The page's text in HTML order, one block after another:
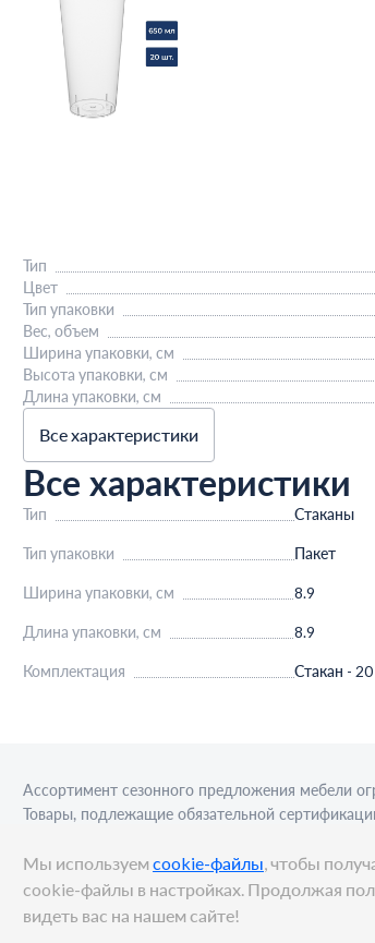
Тип
Цвет
Тип упаковки
Вес, объем
Ширина упаковки, см
Высота упаковки, см
Длина упаковки, см
Все характеристики
Все характеристики
Тип Стаканы
Тип упаковки Пакет
Ширина упаковки, см 8.9
Длина упаковки, см 8.9
Комплектация Стакан -
Ассортимент сезонного предложения мебели
Товары, подлежащие обязательной
© METRO Cash and Carry Russia, 2026
Мы используем cookie-файлы, чтобы
cookie-файлы в настройках. Продолжая
видеть вас на нашем сайте!